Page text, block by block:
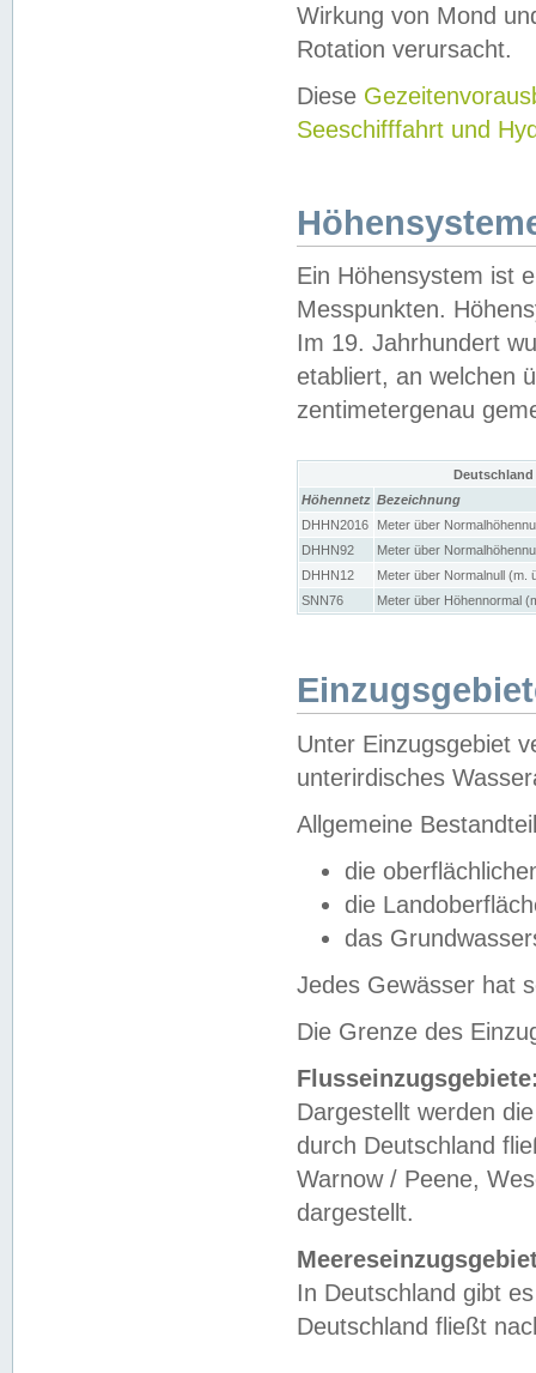
Wirkung von Mond
Rotation verursacht.
Diese
Seeschifffahrt und
Ein Höhensystem ist
Messpunkten.
Im 19. Jahrhundert
etabliert, an welchen
zentimetergenau
Höhennetz Bezeichnung
DHHN2016
Meter über
DHHN92
Meter über
DHHN12
Meter über Normalnull (m.
SNN76
Meter über Höhennormal
Unter Einzugsgebiet
unterirdisches
Allgemeine
die
die
das
Jedes Gewässer hat
Die Grenze des
Dargestellt werden
durch Deutschland
Warnow / Peene,
dargestellt.
In Deutschland gibt
Deutschland fließt